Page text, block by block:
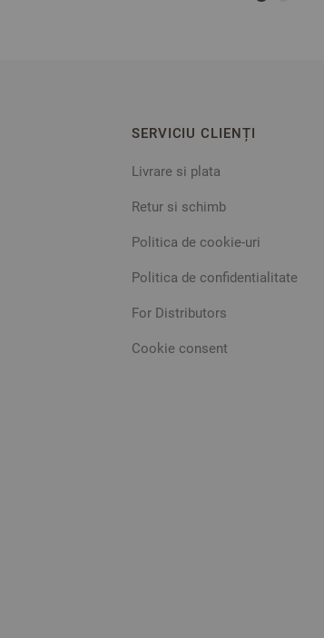
SERVICIU CLIENȚI
Livrare si plata
Retur si schimb
Politica de cookie-uri
Politica de confidentialitate
For Distributors
Cookie consent